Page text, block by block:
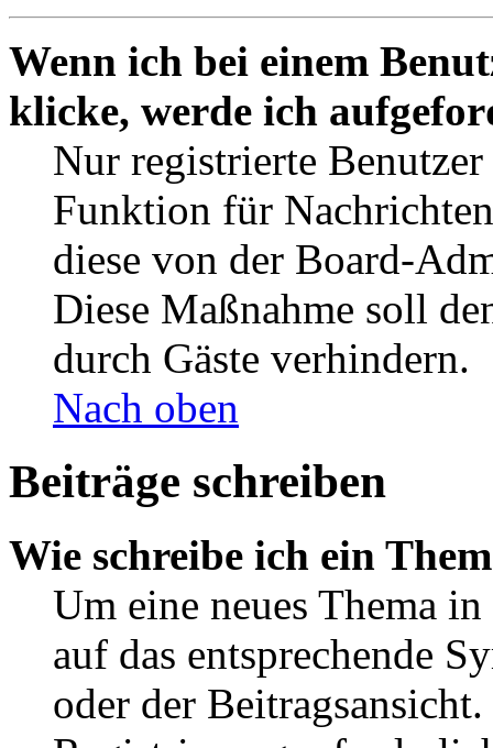
Wenn ich bei einem
klicke, werde ich
Nur registrierte
Funktion für
diese von der Board-
Diese Maßnahme soll
durch Gäste verhindern.
Nach oben
Beiträge schreiben
Wie schreibe ich ein
Um eine neues Thema
auf das entsprechende
oder der